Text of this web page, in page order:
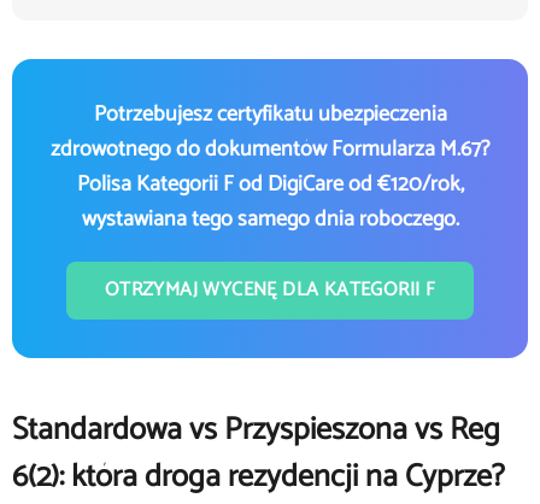
Potrzebujesz certyfikatu ubezpieczenia
zdrowotnego do dokumentów Formularza M.67?
Polisa Kategorii F od DigiCare od €120/rok,
wystawiana tego samego dnia roboczego.
OTRZYMAJ WYCENĘ DLA KATEGORII F
Standardowa vs Przyspieszona vs Reg
6(2): która droga rezydencji na Cyprze?